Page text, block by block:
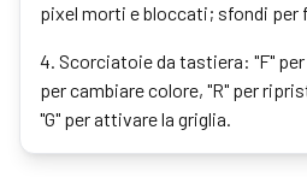
pixel morti e bloccati; sfondi per
4. Scorciatoie da tastiera: "F"
per cambiare colore, "R" per
"G" per attivare la griglia.